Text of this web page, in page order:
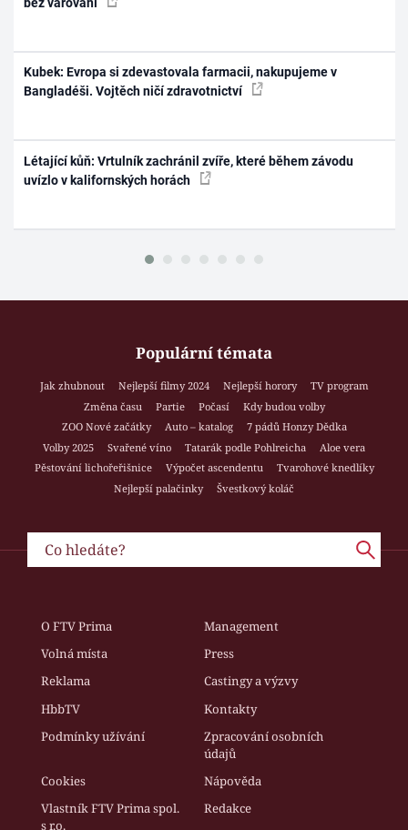
Kubek: Evropa si zdevastovala farmacii, nakupujeme v
Bangladéši. Vojtěch ničí zdravotnictví
Létající kůň: Vrtulník zachránil zvíře, které během závodu
uvízlo v kalifornských horách
Populární témata
Jak zhubnout Nejlepší filmy 2024 Nejlepší horory
TV program
Změna času
Partie Počasí
Kdy budou volby
ZOO Nové začátky
Auto – katalog
7 pádů Honzy Dědka
Volby 2025
Svařené víno Tatarák podle Pohlreicha
Aloe vera
Pěstování lichořeřišnice
Výpočet ascendentu
Tvarohové knedlíky
Nejlepší palačinky
Švestkový koláč
O FTV Prima
Management
Volná místa
Press
Reklama
Castingy a výzvy
HbbTV
Kontakty
Podmínky užívání
Zpracování osobních
údajů
Cookies
Nápověda
Vlastník FTV Prima spol.
s r.o.
Redakce